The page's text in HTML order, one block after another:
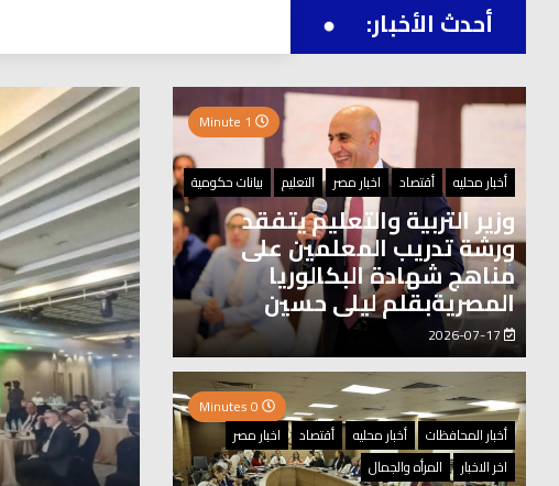
أحدث الأخبار:
أخبار محليه أقتصاد اخبار مصر التعليم بيانات حكومية
وزير التربية والتعليم يتفقد
ورشة تدريب المعلمين على
مناهج شهادة البكالوريا
المصريةبقلم ليلى حسين
2026-07-17
أخبار المحافظات
أخبار محليه أقتصاد
اخبار مصر
اخر الاخبار
المرأه والجمال
0 Minutes